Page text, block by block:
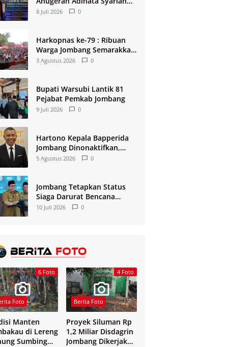
2026
8 Juli 2026 0
Harkopnas ke-79 : Ribuan
Warga Jombang Semarakkan
Jalan Sehat Berhadiah 2
3 Agustus 2026 0
Bupati Warsubi Lantik 81
Pejabat Pemkab Jombang
9 Juli 2026 0
Hartono Kepala Bapperida
Jombang Dinonaktifkan,
Buntut Raibnya Rp124 Miliar
5 Agustus 2026 0
Jombang Tetapkan Status
Siaga Darurat Bencana
Kekeringan dan Kebakaran
10 Juli 2026 0
6 Foto
Foto
Manten
di Lereng
Sumbing
4 Foto
Berita Foto
Proyek Siluman Rp
1,2 Miliar Disdagrin
Jombang Dikerjakan